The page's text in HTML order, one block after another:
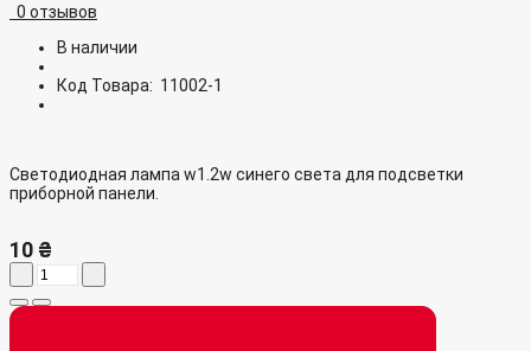
0 отзывов
В наличии
Код Товара: 11002-1
Светодиодная лампа w1.2w синего света для подсветки
приборной панели.
10 ₴